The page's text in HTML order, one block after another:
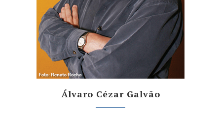
Álvaro Cézar Galvão